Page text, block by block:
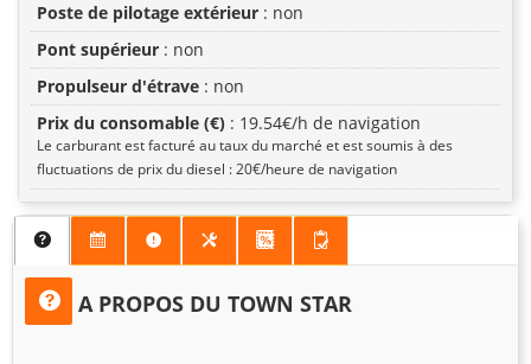
Poste de pilotage extérieur : non
Pont supérieur : non
Propulseur d'étrave : non
Prix du consomable (€) : 19.54€/h de navigation
Le carburant est facturé au taux du marché et est soumis à des
fluctuations de prix du diesel : 20€/heure de navigation
A PROPOS DU TOWN STAR